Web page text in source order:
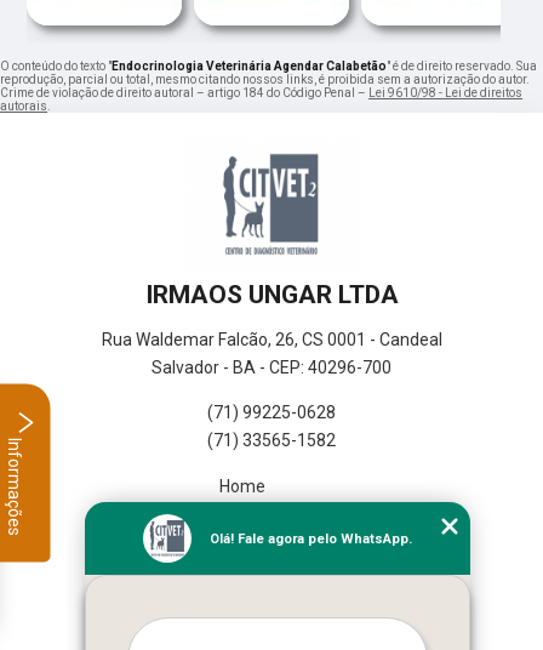
O conteúdo do texto "Endocrinologia Veterinária Agendar Calabetão" é de direito reservado. Sua
reprodução, parcial ou total, mesmo citando nossos links, é proibida sem a autorização do autor.
Crime de violação de direito autoral – artigo 184 do Código Penal –
Lei 9610/98 - Lei de direitos
autorais
IRMAOS UNGAR LTDA
Rua Waldemar Falcão, 26, CS 0001 - Candeal
Salvador - BA - CEP: 40296-700
(71) 99225-0628
(71) 33565-1582
Home
Missão
Olá! Fale agora pelo WhatsApp.
Informações